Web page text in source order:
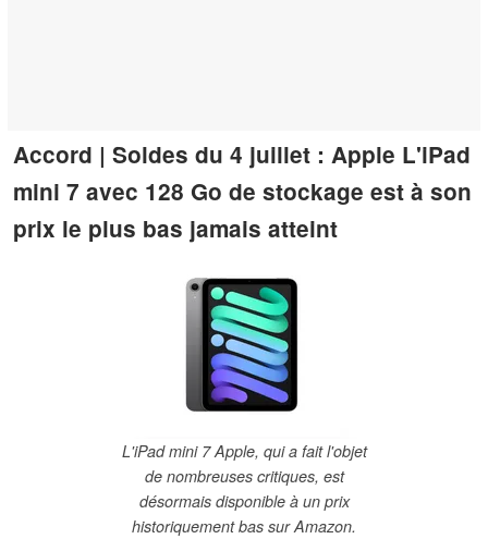
Accord | Soldes du 4 juillet : Apple L'iPad
mini 7 avec 128 Go de stockage est à son
prix le plus bas jamais atteint
L'iPad mini 7 Apple, qui a fait l'objet
de nombreuses critiques, est
désormais disponible à un prix
historiquement bas sur Amazon.